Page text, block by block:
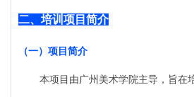
二、 培训项目简介
（一） 项目简介
本项目由广州美术学院主导，旨在